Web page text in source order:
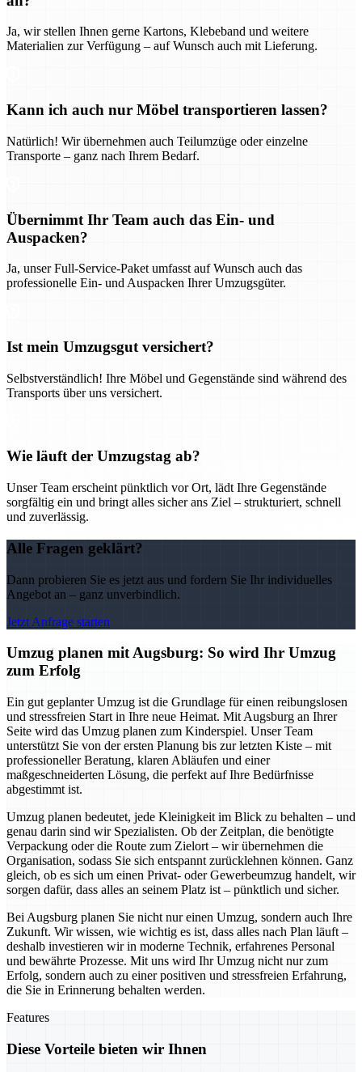
Ja, wir stellen Ihnen gerne Kartons, Klebeband und weitere
Materialien zur Verfügung – auf Wunsch auch mit Lieferung.
Kann ich auch nur Möbel transportieren lassen?
Natürlich! Wir übernehmen auch Teilumzüge oder einzelne
Transporte – ganz nach Ihrem Bedarf.
Übernimmt Ihr Team auch das Ein- und
Auspacken?
Ja, unser Full-Service-Paket umfasst auf Wunsch auch das
professionelle Ein- und Auspacken Ihrer Umzugsgüter.
Ist mein Umzugsgut versichert?
Selbstverständlich! Ihre Möbel und Gegenstände sind während des
Transports über uns versichert.
Wie läuft der Umzugstag ab?
Unser Team erscheint pünktlich vor Ort, lädt Ihre Gegenstände
sorgfältig ein und bringt alles sicher ans Ziel – strukturiert, schnell
und zuverlässig.
Alle Fragen geklärt?
Dann probieren Sie es jetzt aus und fordern Sie Ihr individuelles
Angebot an – ganz unverbindlich.
Jetzt Anfrage starten
Umzug planen mit Augsburg: So wird Ihr Umzug
zum Erfolg
Ein gut geplanter Umzug ist die Grundlage für einen reibungslosen
und stressfreien Start in Ihre neue Heimat. Mit Augsburg an Ihrer
Seite wird das Umzug planen zum Kinderspiel. Unser Team
unterstützt Sie von der ersten Planung bis zur letzten Kiste – mit
professioneller Beratung, klaren Abläufen und einer
maßgeschneiderten Lösung, die perfekt auf Ihre Bedürfnisse
abgestimmt ist.
Umzug planen bedeutet, jede Kleinigkeit im Blick zu behalten – und
genau darin sind wir Spezialisten. Ob der Zeitplan, die benötigte
Verpackung oder die Route zum Zielort – wir übernehmen die
Organisation, sodass Sie sich entspannt zurücklehnen können. Ganz
gleich, ob es sich um einen Privat- oder Gewerbeumzug handelt, wir
sorgen dafür, dass alles an seinem Platz ist – pünktlich und sicher.
Bei Augsburg planen Sie nicht nur einen Umzug, sondern auch Ihre
Zukunft. Wir wissen, wie wichtig es ist, dass alles nach Plan läuft –
deshalb investieren wir in moderne Technik, erfahrenes Personal
und bewährte Prozesse. Mit uns wird Ihr Umzug nicht nur zum
Erfolg, sondern auch zu einer positiven und stressfreien Erfahrung,
die Sie in Erinnerung behalten werden.
Features
Diese Vorteile bieten wir Ihnen